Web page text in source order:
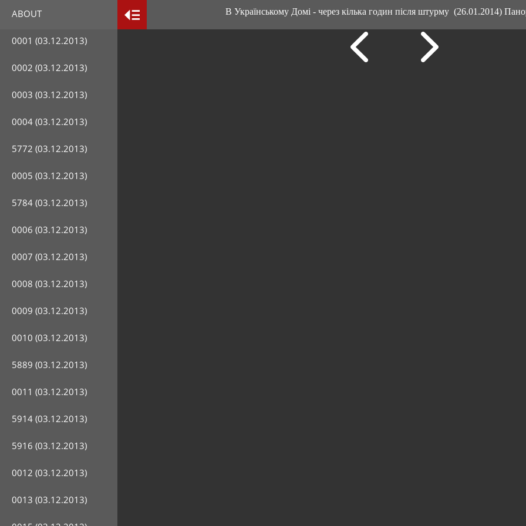
ABOUT
0001 (03.12.2013)
0002 (03.12.2013)
0003 (03.12.2013)
0004 (03.12.2013)
5772 (03.12.2013)
0005 (03.12.2013)
5784 (03.12.2013)
0006 (03.12.2013)
0007 (03.12.2013)
0008 (03.12.2013)
0009 (03.12.2013)
0010 (03.12.2013)
5889 (03.12.2013)
0011 (03.12.2013)
5914 (03.12.2013)
5916 (03.12.2013)
0012 (03.12.2013)
0013 (03.12.2013)
В Українському Домі - через кілька годин після штурму (26.01.2014)